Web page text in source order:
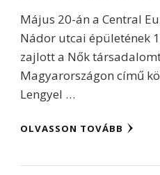
Május 20-án a Central
Nádor utcai épületének
zajlott a Nők
Magyarországon című
Lengyel …
OLVASSON TOVÁBB